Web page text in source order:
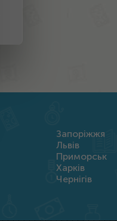
Запоріжжя
Львів
Приморськ
Харків
Чернігів